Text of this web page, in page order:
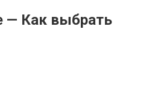
— Как выбрать